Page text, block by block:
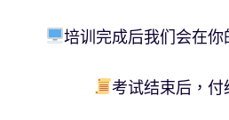
培训完成后我们会在
考试结束后，付